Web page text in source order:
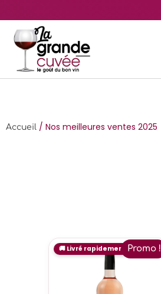
Accueil / Nos meilleures ventes 2025
Promo !